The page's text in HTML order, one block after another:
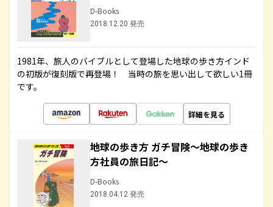
D-Books
2018.12.20 発売
1981年、旅人のバイブルとして登場した地球の歩き方インド
の初版が復刻版で再登場！ 当時の旅を思い出して欲しい1冊
です。
詳細を見る
地球の歩き方 ガチ冒険～地球の歩き
方社員の旅日記～
D-Books
2018.04.12 発売